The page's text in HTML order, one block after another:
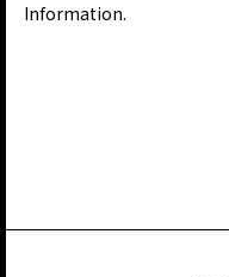
Information.